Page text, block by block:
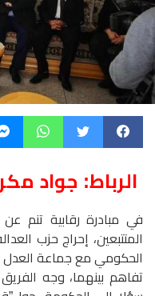
الرباط: جواد
في مبادرة رقابية تنم
المتتبعين، إحراج حزب
الحكومي مع جماعة العدل
تفاهم بينهما، وجه